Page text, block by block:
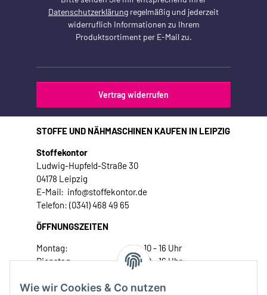
Wie wir Cookies & Co nutzen
Datenschutzerklärung regelmäßig und jederzeit
widerruflich Informationen zu Ihrem
Produktsortiment per E-Mail zu.
Vertrag widerrufen
STOFFE UND NÄHMASCHINEN KAUFEN IN LEIPZIG
Stoffekontor
Ludwig-Hupfeld-Straße 30
04178 Leipzig
E-Mail: info@stoffekontor.de
Telefon: (0341) 468 49 65
ÖFFNUNGSZEITEN
Montag:
10 - 16 Uhr
Dienstag:
10 - 16 Uhr
Donnerstag:
10 - 18 Uhr